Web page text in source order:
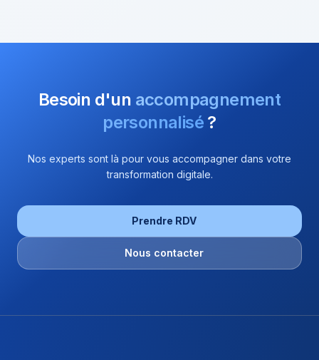
Besoin d'un accompagnement
personnalisé ?
Nos experts sont là pour vous accompagner dans votre
transformation digitale.
Prendre RDV
Nous contacter